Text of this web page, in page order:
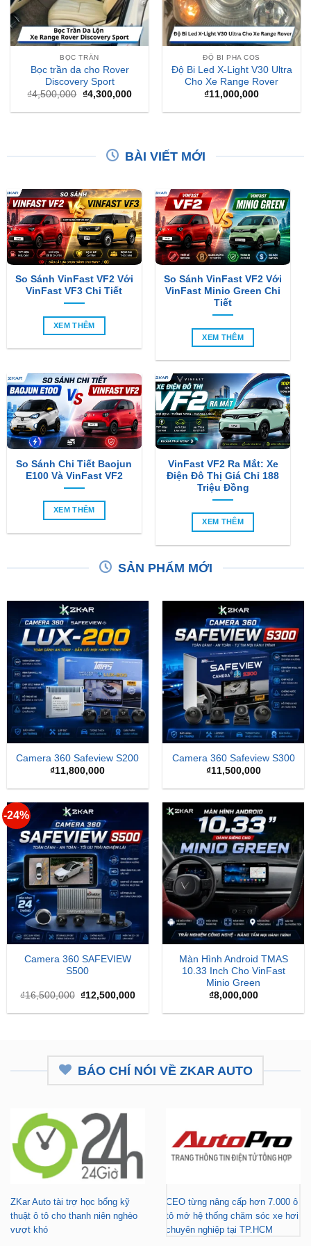
BỌC TRẦN
Bọc trần da cho Rover
Discovery Sport
₫4,500,000 Giá
là:
₫4,300,000Giá
tại
ĐỘ BI PHA COS
Độ Bi Led X-Light V30 Ultra
Cho Xe Range Rover
₫11,000,000
BÀI VIẾT MỚI
So Sánh VinFast VF2 Với
VinFast VF3 Chi Tiết
XEM THÊM
So Sánh VinFast VF2 Với
VinFast Minio Green Chi
Tiết
XEM THÊM
So Sánh Chi Tiết Baojun
E100 Và VinFast VF2
XEM THÊM
VinFast VF2 Ra Mắt: Xe
Điện Đô Thị Giá Chỉ 188
Triệu Đồng
XEM THÊM
SẢN PHẨM MỚI
Camera 360 Safeview S200
₫11,800,000
Camera 360 Safeview S300
₫11,500,000
-24%
Camera 360 SAFEVIEW
S500
₫16,500,000 Giá
là:
₫12,500,000Giá
tại
Màn Hình Android TMAS
10.33 Inch Cho VinFast
Minio Green
₫8,000,000
BÁO CHÍ NÓI VỀ ZKAR AUTO
ZKar Auto tài trợ học bổng kỹ
thuật ô tô cho thanh niên nghèo
vượt khó
CEO từng nâng cấp hơn 7.000 ô
tô mở hệ thống chăm sóc xe hơi
chuyên nghiệp tại TP.HCM